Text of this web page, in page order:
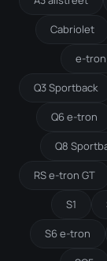
Cabriolet
e-
Q3 Sportback
Q6 e-tron
Q8
RS e-tron GT
S1
S6 e-tron